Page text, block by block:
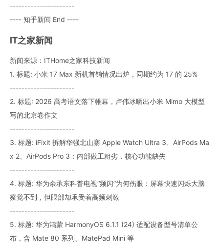
----------------------
---- 知乎新闻 End ----
IT之家新闻
新闻来源：ITHome之家科技新闻
1. 标题: 小米 17 Max 新机首销情况出炉，同期约为 17 的 25%
----------------------
2. 标题: 2026 高考语文落下帷幕，卢伟冰晒出小米 Mimo 大模型
写的北京卷作文
----------------------
3. 标题: iFixit 拆解华强北山寨 Apple Watch Ultra 3、AirPods Ma
x 2、AirPods Pro 3：内部做工粗劣，核心功能缺失
----------------------
4. 标题: 华为余承东科普电视“频闪”为何伤眼：屏幕快速闪烁大脑
察觉不到，但眼部却承受着高频刺激
----------------------
5. 标题: 华为鸿蒙 HarmonyOS 6.1.1 (24) 适配设备型号清单公
布，含 Mate 80 系列、MatePad Mini 等